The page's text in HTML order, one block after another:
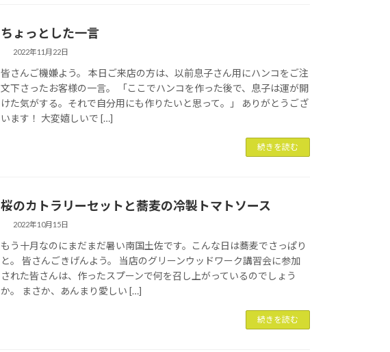
ちょっとした一言
2022年11月22日
皆さんご機嫌よう。 本日ご来店の方は、以前息子さん用にハンコをご注
文下さったお客様の一言。 「ここでハンコを作った後で、息子は運が開
けた気がする。それで自分用にも作りたいと思って。」 ありがとうござ
います！ 大変嬉しいで […]
続きを読む
桜のカトラリーセットと蕎麦の冷製トマトソース
2022年10月15日
もう十月なのにまだまだ暑い南国土佐です。こんな日は蕎麦でさっぱり
と。 皆さんごきげんよう。 当店のグリーンウッドワーク講習会に参加
された皆さんは、作ったスプーンで何を召し上がっているのでしょう
か。 まさか、あんまり愛しい […]
続きを読む